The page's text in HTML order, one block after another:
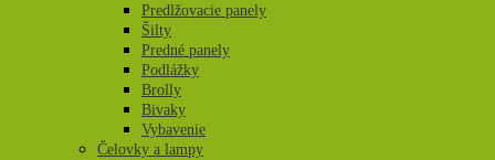
Predlžovacie panely
Šilty
Predné panely
Podlážky
Brolly
Bivaky
Vybavenie
Čelovky a lampy